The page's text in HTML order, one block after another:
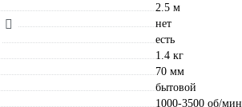
2.5 м
нет
есть
1.4 кг
70 мм
бытовой
1000-3500 об/мин